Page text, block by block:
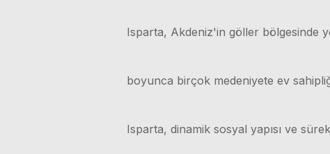
Isparta, Akdeniz'in göller bölgesinde
boyunca birçok medeniyete ev
Isparta, dinamik sosyal yapısı ve